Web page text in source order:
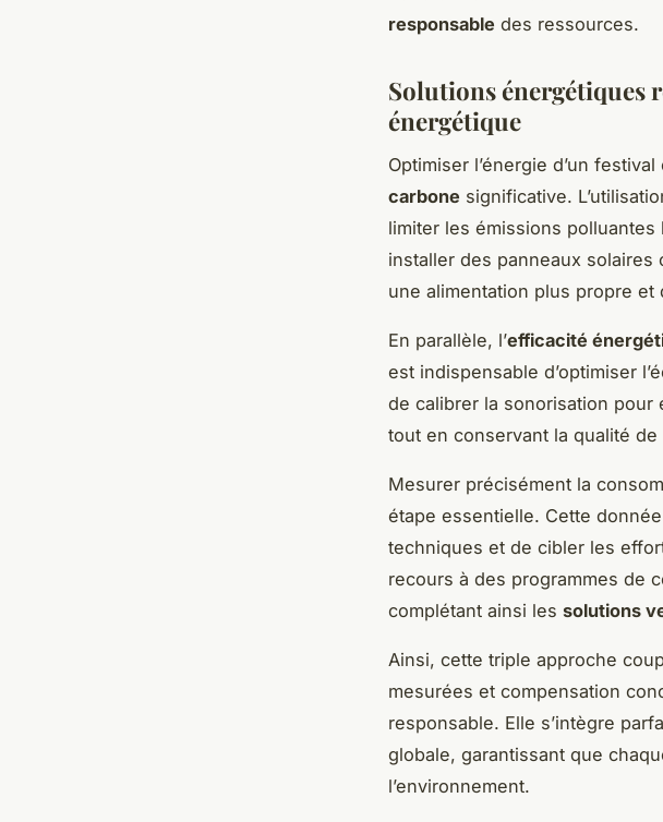
responsable des ressources.
Solutions énergétiques
énergétique
Optimiser l’énergie d’un
carbone significative.
limiter les émissions polluantes
installer des panneaux
une alimentation plus propre et
En parallèle, l’efficacité
est indispensable d’optimiser
de calibrer la sonorisation pour
tout en conservant la qualité de
Mesurer précisément la
étape essentielle. Cette
techniques et de cibler les
recours à des programmes de
complétant ainsi les solutions
Ainsi, cette triple approche
mesurées et compensation
responsable. Elle s’intègre
globale, garantissant que
l’environnement.